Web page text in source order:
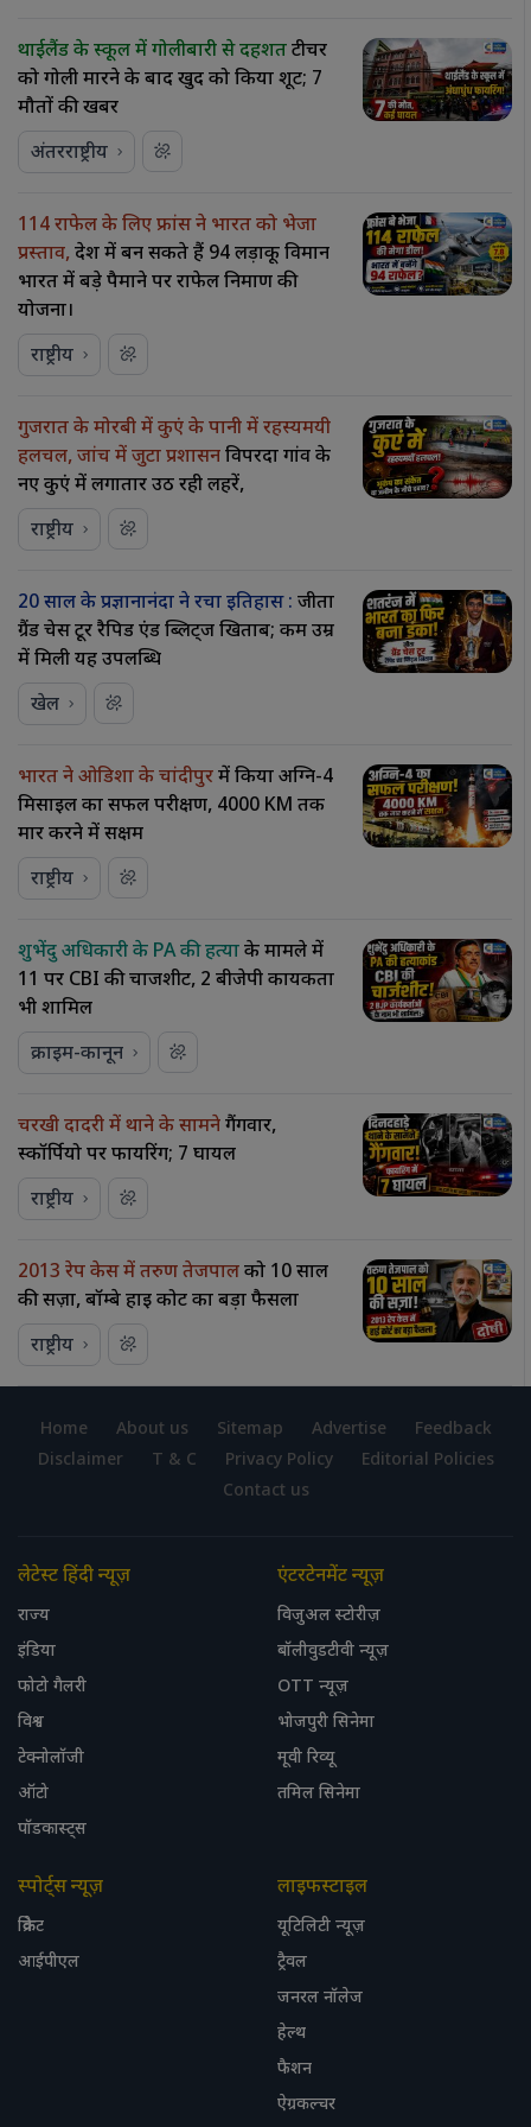
थाईलैंड के स्कूल में गोलीबारी से दहशतटीचर
को गोली मारने के बाद खुद को किया शूट; 7
मौतों की खबर
अंतरराष्ट्रीय
114 राफेल के लिए फ्रांस ने भारत को भेजा
प्रस्ताव,देश में बन सकते हैं 94 लड़ाकू विमान
भारत में बड़े पैमाने पर राफेल निर्माण की
योजना।
राष्ट्रीय
गुजरात के मोरबी में कुएं के पानी में रहस्यमयी
हलचल, जांच में जुटा प्रशासनविपरदा गांव के
नए कुएं में लगातार उठ रही लहरें,
राष्ट्रीय
20 साल के प्रज्ञानानंदा ने रचा इतिहास : जीता
ग्रैंड चेस टूर रैपिड एंड ब्लिट्ज खिताब; कम उम्र
में मिली यह उपलब्धि
खेल
भारत ने ओडिशा के चांदीपुरमें किया अग्नि-4
मिसाइल का सफल परीक्षण, 4000 KM तक
मार करने में सक्षम
राष्ट्रीय
शुभेंदु अधिकारी के PA की हत्याके मामले में
11 पर CBI की चार्जशीट, 2 बीजेपी कार्यकर्ता
भी शामिल
क्राइम-कानून
चरखी दादरी में थाने के सामनेगैंगवार,
स्कॉर्पियो पर फायरिंग; 7 घायल
राष्ट्रीय
2013 रेप केस में तरुण तेजपालको 10 साल
की सज़ा, बॉम्बे हाई कोर्ट का बड़ा फैसला
राष्ट्रीय
Home About us Sitemap Advertise
Feedback
Disclaimer
T & C Privacy Policy
Editorial Policies
Contact us
लेटेस्ट हिंदी न्यूज़
राज्य
इंडिया
फोटो गैलरी
विश्व
टेक्नोलॉजी
ऑटो
पॉडकास्ट्स
एंटरटेनमेंट न्यूज़
विजुअल स्टोरीज़
बॉलीवुडटीवी न्यूज़
OTT न्यूज़
भोजपुरी सिनेमा
मूवी रिव्यू
तमिल सिनेमा
स्पोर्ट्स न्यूज़
क्रिकेट
आईपीएल
लाइफस्टाइल
यूटिलिटी न्यूज़
ट्रैवल
जनरल नॉलेज
हेल्थ
फैशन
ऐग्रकल्चर